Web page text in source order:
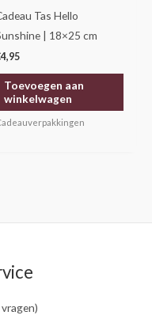
Tas Hello
| 18×25 cm
4,95
Toevoegen aan
winkelwagen